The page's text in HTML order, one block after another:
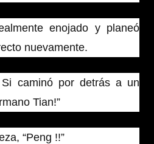
enojado y planeó
nuevamente.
caminó por detrás a un
Tian!”
“Peng !!”